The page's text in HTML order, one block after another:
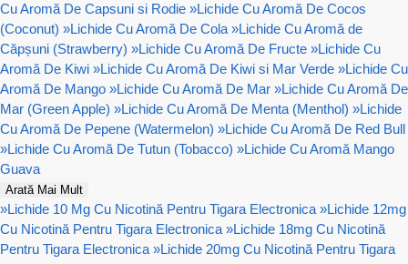
Cu Aromă De Capsuni si Rodie »Lichide Cu Aromă De Cocos
(Coconut) »Lichide Cu Aromă De Cola »Lichide Cu Aromă de
Căpșuni (Strawberry) »Lichide Cu Aromă De Fructe »Lichide Cu
Aromă De Kiwi »Lichide Cu Aromă De Kiwi si Mar Verde »Lichide Cu
Aromă De Mango »Lichide Cu Aromă De Mar »Lichide Cu Aromă De
Mar (Green Apple) »Lichide Cu Aromă De Menta (Menthol) »Lichide
Cu Aromă De Pepene (Watermelon) »Lichide Cu Aromă De Red Bull
»Lichide Cu Aromă De Tutun (Tobacco) »Lichide Cu Aromă Mango
Guava
Arată Mai Mult
»Lichide 10 Mg Cu Nicotină Pentru Tigara Electronica »Lichide 12mg
Cu Nicotină Pentru Tigara Electronica »Lichide 18mg Cu Nicotină
Pentru Tigara Electronica »Lichide 20mg Cu Nicotină Pentru Tigara